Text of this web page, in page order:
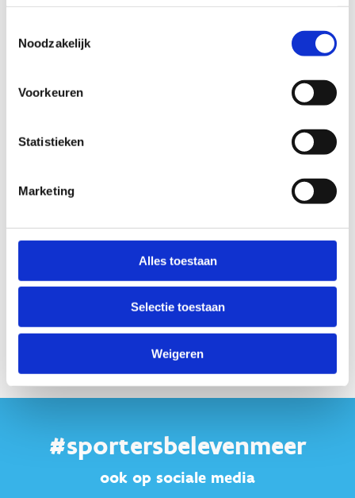
Noodzakelijk
Voorkeuren
Statistieken
Marketing
Alles toestaan
Selectie toestaan
Weigeren
Wat zijn de ervaringen van tieners (tussen 15 en 19
jaar) en tienerbetrokkenen (trainers, bestuurders) bij
het gebruik van “Keep Youngsters Involved” toolkit
preventie van tiener drop-out in Vlaamse
Welke acties nemen Vlaamse sportclubs ter preventie
van tiener drop-out op basis van het gebruik van de
kaartspel)?
Hoe verloopt de implementatie van de acties ter
sportclubs?
#sportersbelevenmeer
ook op sociale media